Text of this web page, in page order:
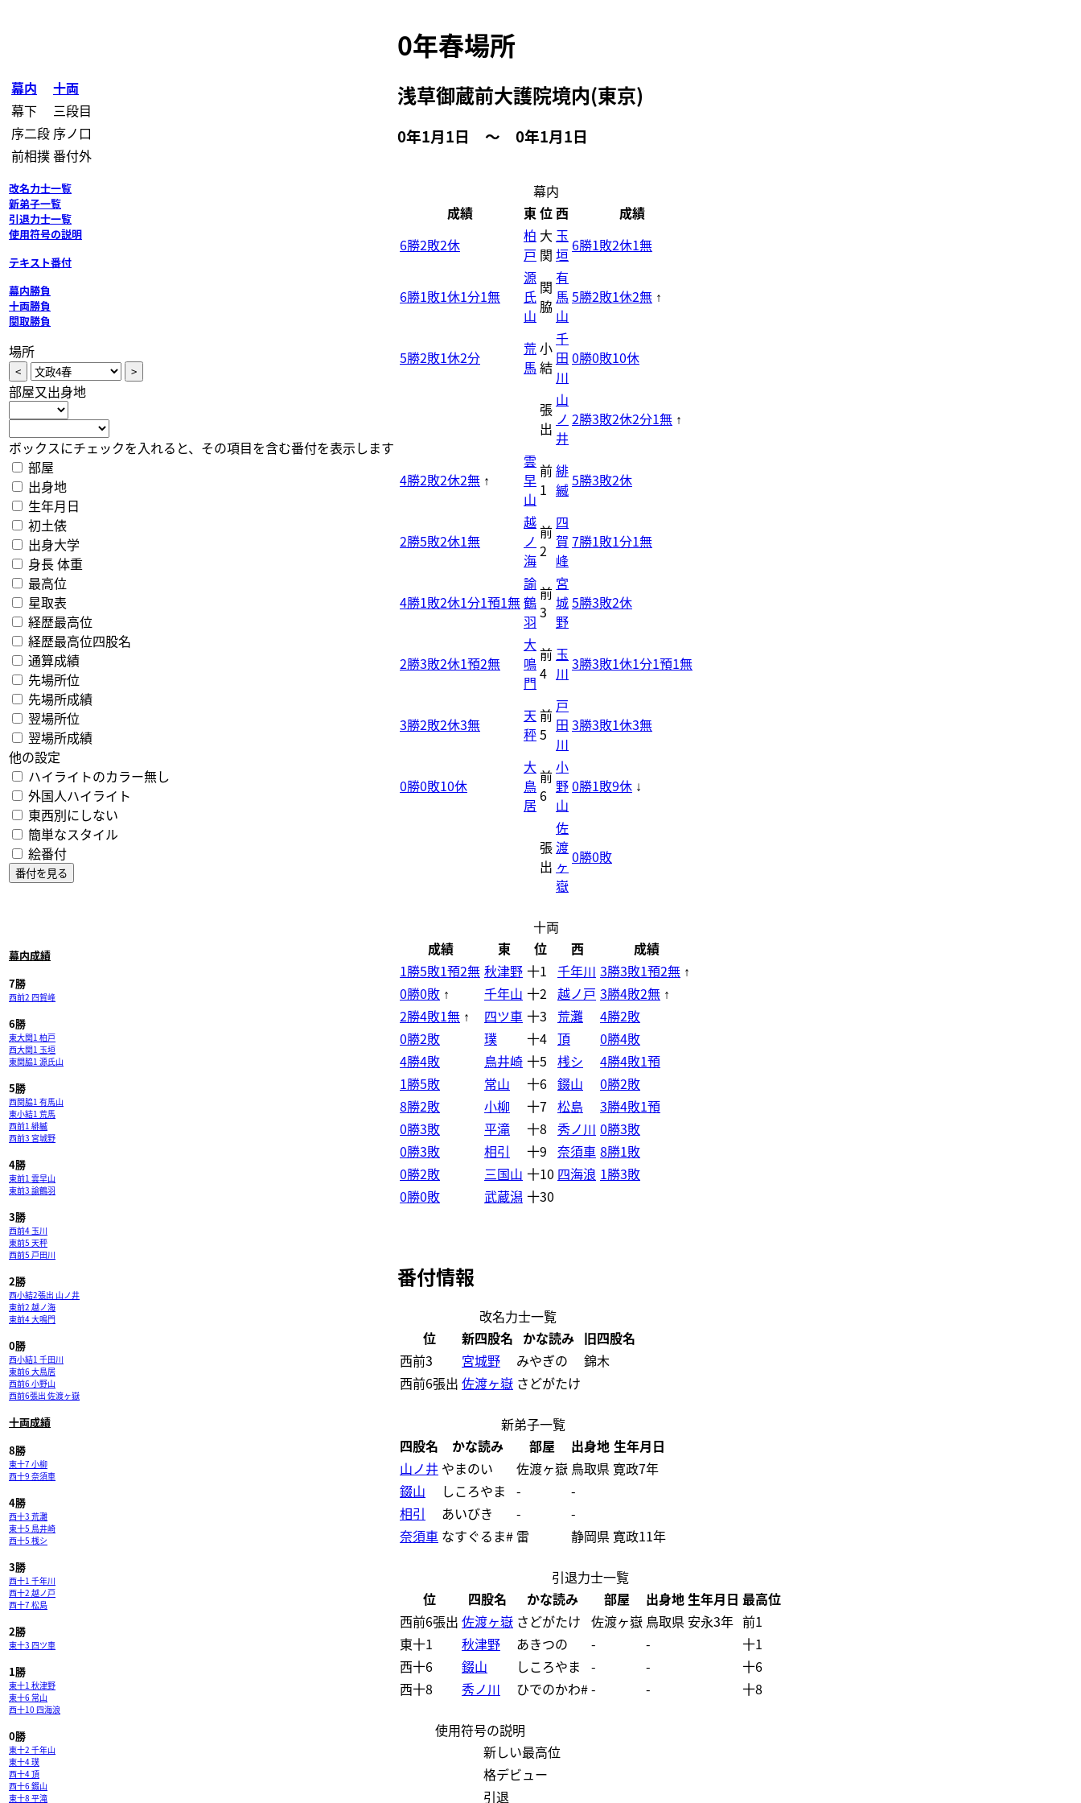
幕内
十両
幕下
三段目
序二段 序ノ口
前相撲番付外
改名力士一覧
新弟子一覧
引退力士一覧
使用符号の説明
テキスト番付
幕内勝負
十両勝負
関取勝負
場所
部屋又出身地
ボックスにチェックを入れると、その項目を含む番付を表示します
部屋
出身地
生年月日
初土俵
出身大学
身長 体重
最高位
星取表
経歴最高位
経歴最高位四股名
通算成績
先場所位
先場所成績
翌場所位
翌場所成績
他の設定
ハイライトのカラー無し
外国人ハイライト
東西別にしない
簡単なスタイル
絵番付
幕内成績
7勝
西前2 四賀峰
6勝
東大関1 柏戸
西大関1 玉垣
東関脇1 源氏山
5勝
西関脇1 有馬山
東小結1 荒馬
西前1 緋縅
西前3 宮城野
4勝
東前1 雲早山
東前3 諭鶴羽
3勝
西前4 玉川
東前5 天秤
西前5 戸田川
2勝
西小結2張出 山ノ井
東前2 越ノ海
東前4 大鳴門
0勝
西小結1 千田川
東前6 大鳥居
西前6 小野山
西前6張出 佐渡ヶ嶽
十両成績
8勝
東十7 小柳
西十9 奈須車
4勝
西十3 荒灘
東十5 鳥井崎
西十5 桟シ
3勝
西十1 千年川
西十2 越ノ戸
西十7 松島
2勝
東十3 四ツ車
1勝
東十1 秋津野
東十6 常山
西十10 四海浪
0勝
東十2 千年山
東十4 璞
西十4 頂
西十6 錣山
東十8 平滝
0年春場所
浅草御蔵前大護院境内(東京)
0年1月1日 ～ 0年1月1日
幕内
成績
東位西
成績
6勝2敗2休
柏
戸
大
関
玉
垣 6勝1敗2休1無
6勝1敗1休1分1無
源
氏
山
関
脇
有
馬
山
5勝2敗1休2無 ↑
5勝2敗1休2分
荒
馬
小
結
千
田
川
0勝0敗10休
張
出
山
ノ
井
2勝3敗2休2分1無 ↑
4勝2敗2休2無 ↑
雲
早
山
前
1
緋
縅5勝3敗2休
2勝5敗2休1無
越
ノ
海
前
2
四
賀
峰
7勝1敗1分1無
4勝1敗2休1分1預1無
諭
鶴
羽
前
3
宮
城
野
5勝3敗2休
2勝3敗2休1預2無
大
鳴
門
前
4
玉
川 3勝3敗1休1分1預1無
3勝2敗2休3無
天
秤
前
5
戸
田
川
3勝3敗1休3無
0勝0敗10休
大
鳥
居
前
6
小
野
山
0勝1敗9休 ↓
張
出
佐
渡
ヶ
嶽
0勝0敗
十両
成績
東 位 西
成績
1勝5敗1預2無 秋津野 十1 千年川 3勝3敗1預2無 ↑
0勝0敗 ↑ 千年山 十2 越ノ戸 3勝4敗2無 ↑
2勝4敗1無 ↑ 四ツ車 十3 荒灘
4勝2敗
0勝2敗
璞 十4 頂
0勝4敗
4勝4敗
鳥井崎 十5 桟シ
4勝4敗1預
1勝5敗
常山 十6 錣山
0勝2敗
8勝2敗
小柳 十7 松島
3勝4敗1預
0勝3敗
平滝 十8 秀ノ川 0勝3敗
0勝3敗
相引 十9 奈須車 8勝1敗
0勝2敗
三国山 十10 四海浪 1勝3敗
0勝0敗
武蔵潟 十30
番付情報
改名力士一覧
位
新四股名 かな読み 旧四股名
西前3
宮城野 みやぎの
錦木
西前6張出 佐渡ヶ嶽 さどがたけ
新弟子一覧
四股名
かな読み 部屋 出身地 生年月日
山ノ井 やまのい 佐渡ヶ嶽 鳥取県 寛政7年
錣山
しころやま -
-
相引
あいびき -
-
奈須車 なすぐるま# 雷 静岡県 寛政11年
引退力士一覧
位
四股名 かな読み 部屋 出身地生年月日 最高位
西前6張出 佐渡ヶ嶽 さどがたけ 佐渡ヶ嶽 鳥取県 安永3年 前1
東十1
秋津野 あきつの - -
十1
西十6
錣山 しころやま - -
十6
西十8
秀ノ川 ひでのかわ#- - 十8
使用符号の説明
新しい最高位
格デビュー
引退